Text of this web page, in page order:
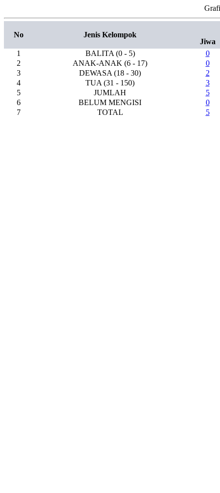
No
Jenis Kelompok
Jiwa
1
BALITA (0 - 5)
0
2
ANAK-ANAK (6 - 17)
0
3
DEWASA (18 - 30)
2
4
TUA (31 - 150)
3
5
JUMLAH
5
6
BELUM MENGISI
0
7
TOTAL 5